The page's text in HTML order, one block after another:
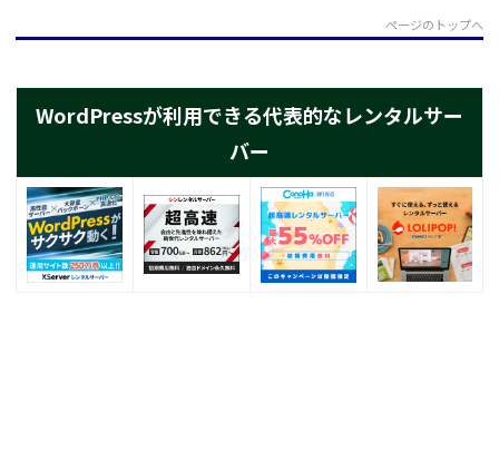
ページのトップへ
WordPressが利用できる代表的なレンタルサー
バー